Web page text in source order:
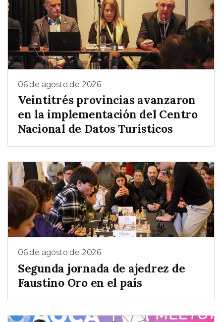
06 de agosto de 2026
Veintitrés provincias avanzaron
en la implementación del Centro
Nacional de Datos Turísticos
06 de agosto de 2026
Segunda jornada de ajedrez de
Faustino Oro en el país